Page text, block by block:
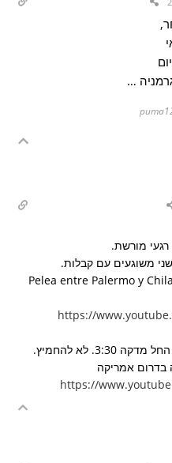
…
מורשת.
Pelea entre Palermo y
https://
2. צ'ילאברט נגד רוברטו קרלוס. החל מדקה 3:30. לא להחמיץ.
בדרום אמריקה
https://